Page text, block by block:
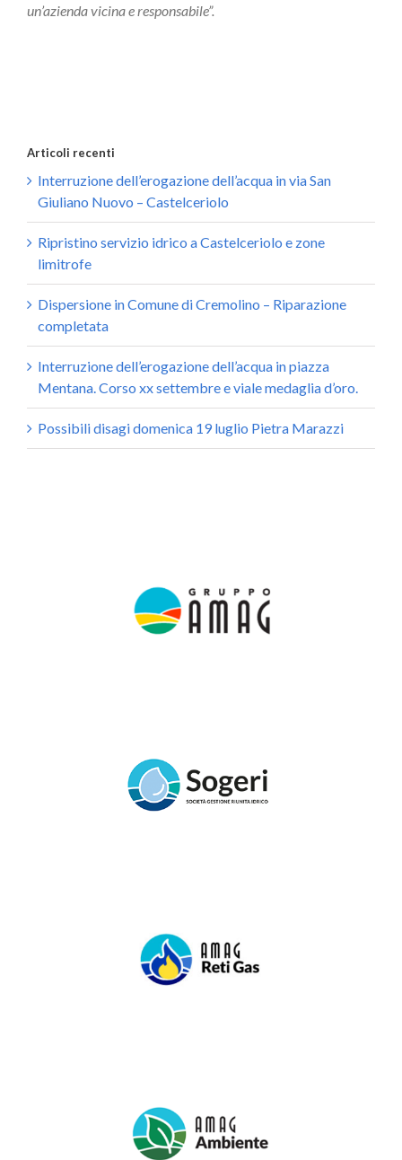
un’azienda vicina e responsabile”.
Articoli recenti
Interruzione dell’erogazione dell’acqua in via San
Giuliano Nuovo – Castelceriolo
Ripristino servizio idrico a Castelceriolo e zone
limitrofe
Dispersione in Comune di Cremolino – Riparazione
completata
Interruzione dell’erogazione dell’acqua in piazza
Mentana. Corso xx settembre e viale medaglia d’oro.
Possibili disagi domenica 19 luglio Pietra Marazzi